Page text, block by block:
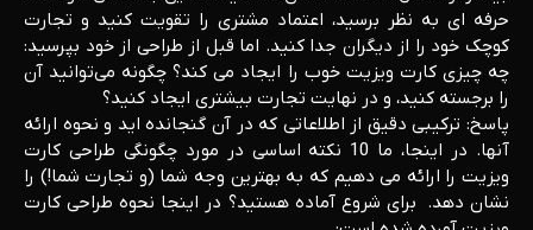
حرفه ای به نظر برسید، اعتماد مشتری را تقویت کنید و تجارت
کوچک خود را از دیگران جدا کنید. اما قبل از طراحی از خود بپرسید:
چه چیزی کارت ویزیت خوب را ایجاد می کند؟ چگونه می‌توانید آن
را برجسته کنید، و در نهایت تجارت بیشتری ایجاد کنید؟
پاسخ: ترکیبی دقیق از اطلاعاتی که در آن گنجانده اید و نحوه ارائه
آنها. در اینجا، ما 10 نکته اساسی در مورد چگونگی طراحی کارت
ویزیت را ارائه می دهیم که به بهترین وجه شما (و تجارت شما!) را
نشان دهد. برای شروع آماده هستید؟ در اینجا نحوه طراحی کارت